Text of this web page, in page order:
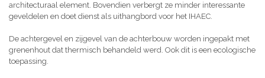
architecturaal element. Bovendien verbergt ze minder interessante
geveldelen en doet dienst als uithangbord voor het IHAEC.
De achtergevel en zijgevel van de achterbouw worden ingepakt met
grenenhout dat thermisch behandeld werd. Ook dit is een ecologische
toepassing.